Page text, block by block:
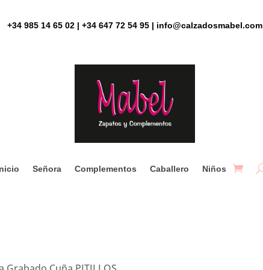
+34 985 14 65 02 | +34 647 72 54 95 | info@calzadosmabel.com
Señora Complementos Caballero Niños